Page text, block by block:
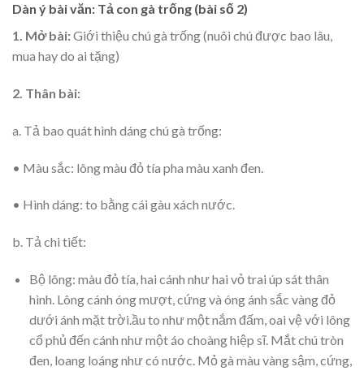
Dàn ý bài văn: Tả con gà trống (bài số 2)
1. Mở bài:Giới thiệu chú gà trống (nuôi chú được bao lâu,
mua hay do ai tặng)
2. Thân bài:
a. Tả bao quát hình dáng chú gà trống:
• Màu sắc: lông màu đỏ tía pha màu xanh đen.
• Hình dáng: to bằng cái gàu xách nước.
b. Tả chi tiết:
Bộ lông: màu đỏ tía, hai cánh như hai vỏ trai úp sát thân
hình. Lông cánh óng mượt, cứng và óng ánh sắc vàng đỏ
dưới ánh mặt trời.ầu to như một nắm đấm, oai vệ với lông
cổ phủ đến cánh như một áo choàng hiệp sĩ. Mắt chú tròn
đen, loang loáng như có nước. Mỏ gà màu vàng sậm, cứng,